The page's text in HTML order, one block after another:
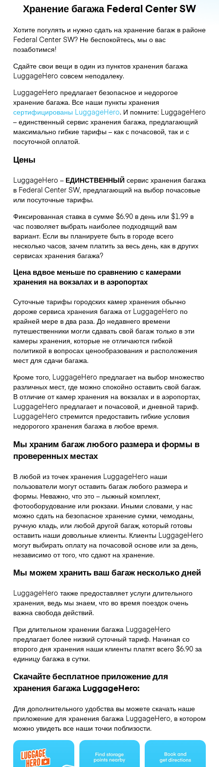
Хранение багажа Federal Center SW
Хотите погулять и нужно сдать на хранение багаж в районе
Federal Center SW? Не беспокойтесь, мы о вас
позаботимся!
Сдайте свои вещи в один из пунктов хранения багажа
LuggageHero совсем неподалеку.
LuggageHero предлагает безопасное и недорогое
хранение багажа. Все наши пункты хранения
сертифицированы LuggageHero. И помните: LuggageHero
– единственный сервис хранения багажа, предлагающий
максимально гибкие тарифы – как с почасовой, так и с
посуточной оплатой.
Цены
LuggageHero – ЕДИНСТВЕННЫЙсервис хранения багажа
в Federal Center SW, предлагающий на выбор почасовые
или посуточные тарифы.
Фиксированная ставка в сумме $6.90 в день или $1.99 в
час позволяет выбрать наиболее подходящий вам
вариант. Если вы планируете быть в городе всего
несколько часов, зачем платить за весь день, как в других
сервисах хранения багажа?
Цена вдвое меньше по сравнению с камерами
хранения на вокзалах и в аэропортах
Суточные тарифы городских камер хранения обычно
дороже сервиса хранения багажа от LuggageHero по
крайней мере в два раза. До недавнего времени
путешественники могли сдавать свой багаж только в эти
камеры хранения, которые не отличаются гибкой
политикой в вопросах ценообразования и расположения
мест для сдачи багажа.
Кроме того, LuggageHero предлагает на выбор множество
различных мест, где можно спокойно оставить свой багаж.
В отличие от камер хранения на вокзалах и в аэропортах,
LuggageHero предлагает и почасовой, и дневной тариф.
LuggageHero стремится предоставить гибкие условия
недорогого хранения багажа в любое время.
Мы храним багаж любого размера и формы в
проверенных местах
В любой из точек хранения LuggageHero наши
пользователи могут оставить багаж любого размера и
формы. Неважно, что это – лыжный комплект,
фотооборудование или рюкзаки. Иными словами, у нас
можно сдать на безопасное хранение сумки, чемоданы,
ручную кладь, или любой другой багаж, который готовы
оставить наши довольные клиенты. Клиенты LuggageHero
могут выбирать оплату на почасовой основе или за день,
независимо от того, что сдают на хранение.
Мы можем хранить ваш багаж несколько дней
LuggageHero также предоставляет услуги длительного
хранения, ведь мы знаем, что во время поездок очень
важна свобода действий.
При длительном хранении багажа LuggageHero
предлагает более низкий суточный тариф. Начиная со
второго дня хранения наши клиенты платят всего $6.90 за
единицу багажа в сутки.
Скачайте бесплатное приложение для
хранения багажа LuggageHero:
Для дополнительного удобства вы можете скачать наше
приложение для хранения багажа LuggageHero, в котором
можно увидеть все наши точки поблизости.